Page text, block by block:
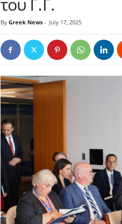
του Γ.Γ.
By Greek News- July 17, 2025